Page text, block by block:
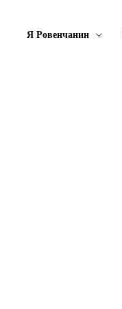
Я Ровенчанин